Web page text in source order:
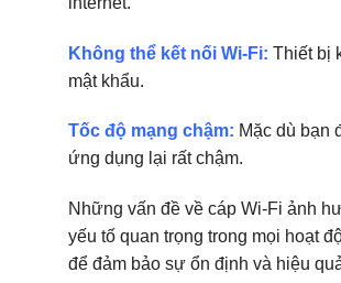
Không thể kết nối Wi-Fi: Thiết bị
mật khẩu.
Tốc độ mạng chậm: Mặc dù bạn
ứng dụng lại rất chậm.
Những vấn đề về cáp Wi-Fi ảnh
yếu tố quan trọng trong mọi hoạt
để đảm bảo sự ổn định và hiệu